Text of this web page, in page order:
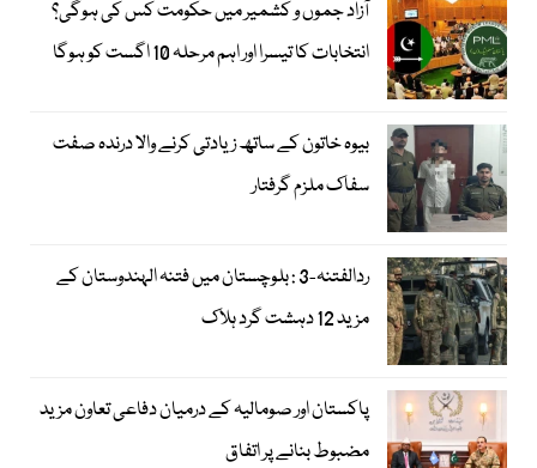
آزاد جموں و کشمیر میں حکومت کس کی ہوگی؟
انتخابات کا تیسرا اور اہم مرحلہ 10 اگست کو ہوگا
بیوہ خاتون کے ساتھ زیادتی کرنے والا درندہ صفت
سفاک ملزم گرفتار
ردالفتنہ-3 : بلوچستان میں فتنہ الہندوستان کے
مزید 12 دہشت گرد ہلاک
پاکستان اور صومالیہ کے درمیان دفاعی تعاون مزید
مضبوط بنانے پر اتفاق